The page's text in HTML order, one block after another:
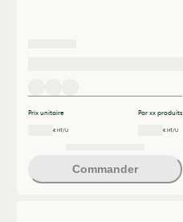
Prix unitaire
€ HT/U
Par xx produits
€ HT/U
Commander